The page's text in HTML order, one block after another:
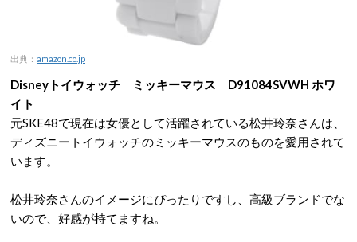
出典： amazon.co.jp
Disneyトイウォッチ ミッキーマウス D91084SVWH ホワ
イト
元SKE48で現在は女優として活躍されている松井玲奈さんは、
ディズニートイウォッチのミッキーマウスのものを愛用されて
います。
松井玲奈さんのイメージにぴったりですし、高級ブランドでな
いので、好感が持てますね。